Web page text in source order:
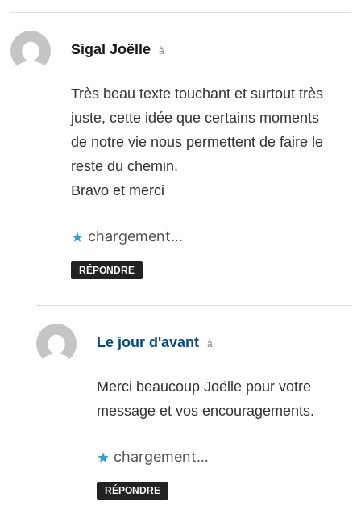
Sigal Joëlle dit :
à
Très beau texte touchant et surtout très
juste, cette idée que certains moments
de notre vie nous permettent de faire le
reste du chemin.
Bravo et merci
chargement…
RÉPONDRE
Le jour d'avant dit :
à
Merci beaucoup Joëlle pour votre
message et vos encouragements.
chargement…
RÉPONDRE